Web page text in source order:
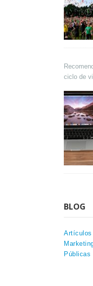
ciclo de
BLOG
Artículos
Públicas